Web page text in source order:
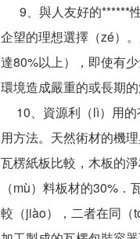
9、與人友好的******
企望的理想選擇（zé）
達80%以上），即使有
環境造成嚴重的或長期
10、資源利（lì）用的
用方法。天然術材的機
瓦楞紙板比較，木板的
（mù）料板材的30%
較（jiào），二者在同（